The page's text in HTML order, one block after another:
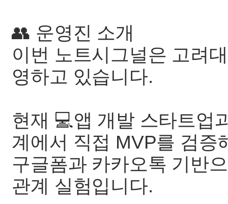
👥 운영진 소개
이번 노트시그널은 고려
영하고 있습니다.
현재 💻앱 개발 스타트업
계에서 직접 MVP를 검증
구글폼과 카카오톡 기반
관계 실험입니다.